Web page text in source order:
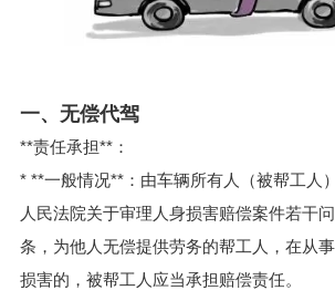
一、无偿代驾
**责任承担**：
* **一般情况**：由车辆所有人（被帮工人
人民法院关于审理人身损害赔偿案件若干
条，为他人无偿提供劳务的帮工人，在从
损害的，被帮工人应当承担赔偿责任。